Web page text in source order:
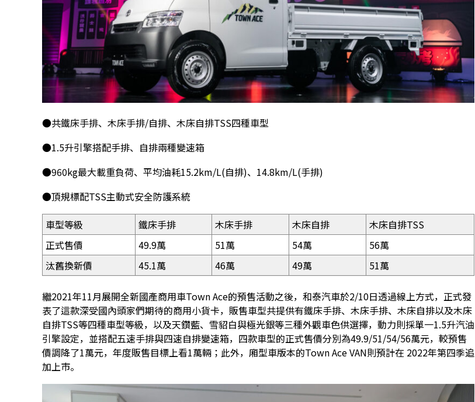
●共鐵床手排、木床手排/自排、木床自排TSS四種車型
●1.5升引擎搭配手排、自排兩種變速箱
●960kg最大載重負荷、平均油耗15.2km/L(自排)、14.8km/L(手排)
●頂規標配TSS主動式安全防護系統
車型等級
鐵床手排 木床手排 木床自排
木床自排TSS
正式售價
49.9萬 51萬 54萬
56萬
汰舊換新價
45.1萬 46萬 49萬 51萬
繼2021年11月展開全新國產商用車Town Ace的預售活動之後，和泰汽車於2/10日透過線上方式，正式發
表了這款深受國內頭家們期待的商用小貨卡，販售車型共提供有鐵床手排、木床手排、木床自排以及木床
自排TSS等四種車型等級，以及天鑽藍、雪貂白與極光銀等三種外觀車色供選擇，動力則採單一1.5升汽油
引擎設定，並搭配五速手排與四速自排變速箱，四款車型的正式售價分別為49.9/51/54/56萬元，較預售
價調降了1萬元，年度販售目標上看1萬輛；此外，廂型車版本的Town Ace VAN則預計在 2022年第四季追
加上市。